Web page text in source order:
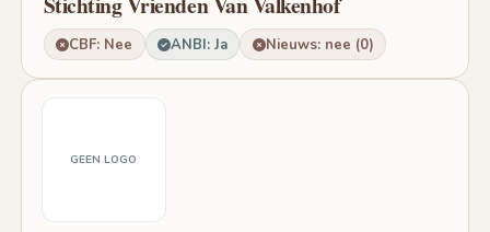
CBF: Nee ANBI: Ja Nieuws: nee (0)
GEEN LOGO